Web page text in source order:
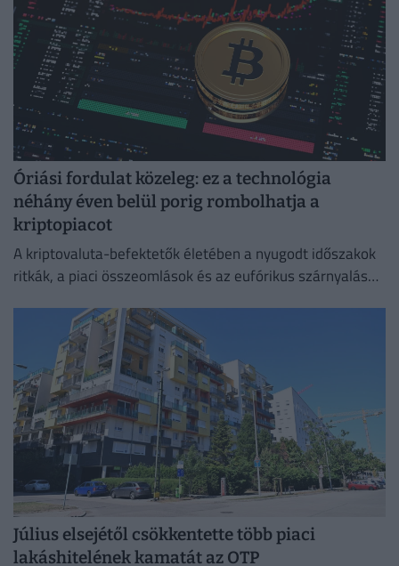
Óriási fordulat közeleg: ez a technológia
néhány éven belül porig rombolhatja a
kriptopiacot
A kriptovaluta-befektetők életében a nyugodt időszakok
ritkák, a piaci összeomlások és az eufórikus szárnyalások
Július elsejétől csökkentette több piaci
lakáshitelének kamatát az OTP